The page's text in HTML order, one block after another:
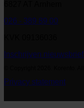
026 - 389 89 00
Inschrijven nieuwsbrief
Privacy statement